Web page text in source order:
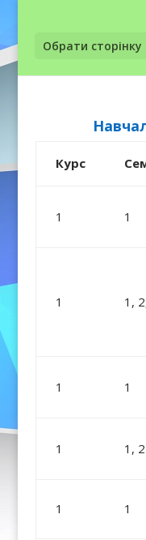
Обрати сторінку
Курс
1 1
1 1,
1 1
1 1, 2
1 1